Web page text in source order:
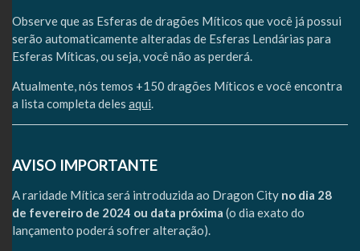
Observe que as Esferas de dragões Míticos que você já possui
serão automaticamente alteradas de Esferas Lendárias para
Esferas Míticas, ou seja, você não as perderá.
Atualmente, nós temos +150 dragões Míticos e você encontra
a lista completa deles aqui.
AVISO IMPORTANTE
A raridade Mítica será introduzida ao Dragon City no dia 28
de fevereiro de 2024 ou data próxima (o dia exato do
lançamento poderá sofrer alteração).